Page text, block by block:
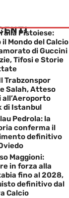
alla Pistoiese:
il Mondo del Calcio
di Guccini
Tifosi e Storie
Trabzonspor
Salah, Atteso
all’Aeroporto
di Istanbul
Pedrola: la
conferma il
definitivo
Maggioni:
in forza alla
fino al 2028,
definitivo dal
Calcio